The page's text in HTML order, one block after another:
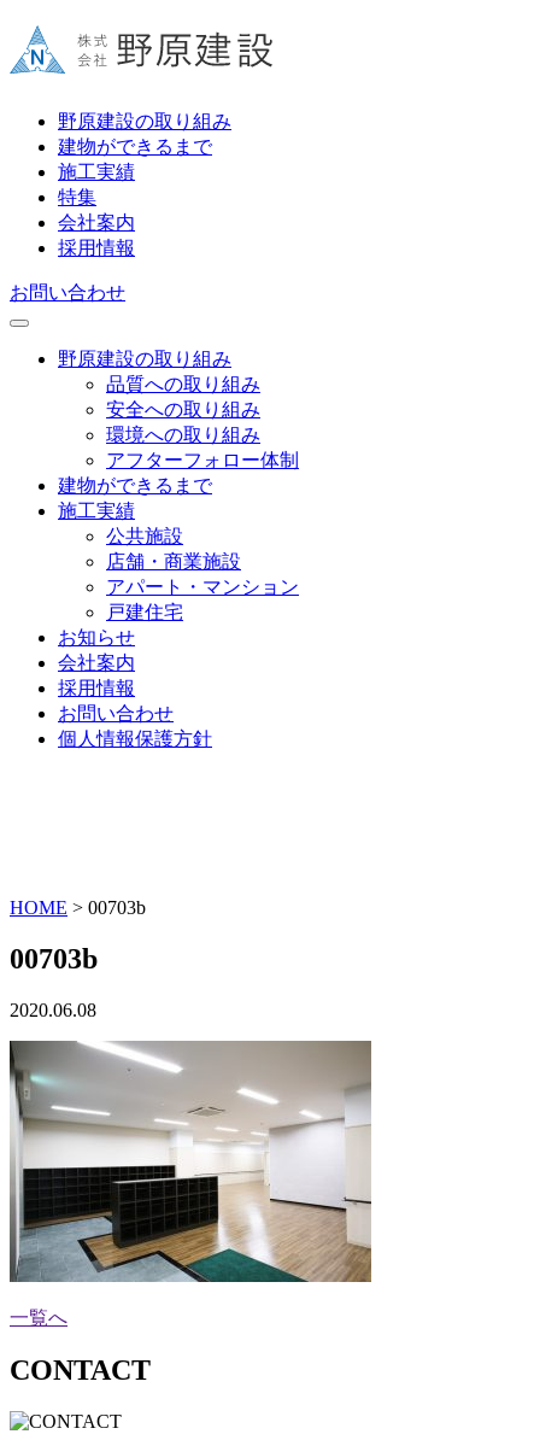
野原建設の取り組み
建物ができるまで
施工実績
特集
会社案内
採用情報
お問い合わせ
野原建設の取り組み
品質への取り組み
安全への取り組み
環境への取り組み
アフターフォロー体制
建物ができるまで
施工実績
公共施設
店舗・商業施設
アパート・マンション
戸建住宅
お知らせ
会社案内
採用情報
お問い合わせ
個人情報保護方針
HOME > 00703b
00703b
2020.06.08
一覧へ
CONTACT